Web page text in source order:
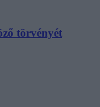
törvényét